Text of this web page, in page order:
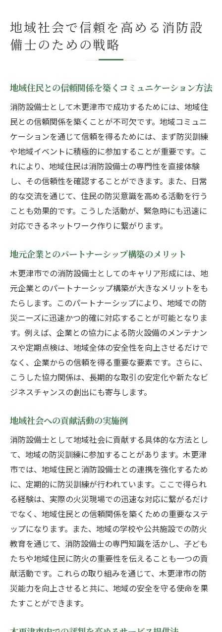
地域社会で信頼を高める消防設
備士のための戦略
地域住民との信頼関係を築くコミュニケーション方法
消防設備士として木更津市で成功するためには、地域住
民との信頼関係を築くことが不可欠です。地域コミュニ
ケーションを通じて信頼を得るためには、まず防災訓練
や地域イベントに積極的に参加することが重要です。こ
れにより、地域住民は消防設備士の専門性を直接体験
し、その信頼性を確認することができます。また、日常
的な交流を通じて、住民の防災意識を高める活動を行う
ことも効果的です。こうした活動が、緊急時にも迅速に
対応できるネットワーク作りに繋がります。
地元企業とのパートナーシップ構築のメリット
木更津市での消防設備士としてのキャリア形成には、地
元企業とのパートナーシップ構築が大きなメリットをも
たらします。このパートナーシップにより、地域での防
災ニーズに迅速かつ的確に対応することが可能となりま
す。例えば、企業との協力による防火設備のメンテナン
スや定期点検は、地域全体の安全性を向上させるだけで
なく、企業からの信頼を得る重要な要素です。さらに、
こうした協力関係は、長期的な取引の安定化や新たなビ
ジネスチャンスの創出にも寄与します。
地域社会への貢献活動の実施例
消防設備士として地域社会に貢献する具体的な方法とし
て、地域の防災訓練に参加することがあります。木更津
市では、地域住民と消防設備士との連携を強化するため
に、定期的に防災訓練が行われています。ここで得られ
る経験は、実際の火災現場での迅速な対応に繋がるだけ
でなく、地域住民との信頼関係を築くための重要なステ
ップになります。また、地域の学校や公共施設での防火
教育を通じて、消防設備士の専門知識を活かし、子ども
たちや地域住民に防火の重要性を伝えることも一つの貢
献活動です。これらの取り組みを通じて、木更津市の防
災能力を向上させると共に、地域の安全を守る使命を果
たすことができます。